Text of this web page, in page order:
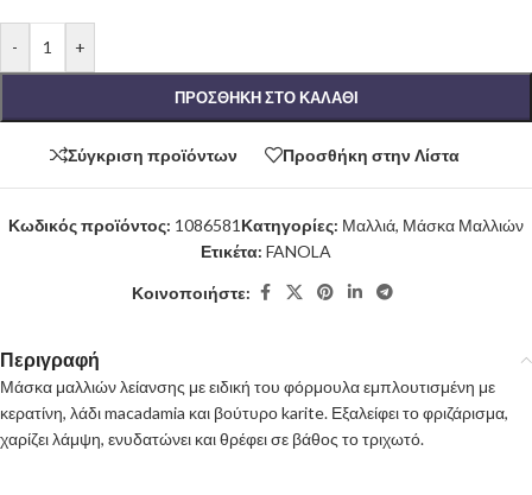
- +
ΠΡΟΣΘΉΚΗ ΣΤΟ ΚΑΛΆΘΙ
Σύγκριση προϊόντων Προσθήκη στην Λίστα
Κωδικός προϊόντος: 1086581 Κατηγορίες: Μαλλιά, Μάσκα Μαλλιών
Ετικέτα: FANOLA
Κοινοποιήστε:
Περιγραφή
Μάσκα μαλλιών λείανσης με ειδική του φόρμουλα εμπλουτισμένη με
κερατίνη, λάδι macadamia και βούτυρο karite. Εξαλείφει το φριζάρισμα,
χαρίζει λάμψη, ενυδατώνει και θρέφει σε βάθος το τριχωτό.